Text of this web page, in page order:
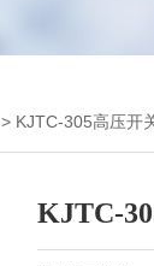
> KJTC-305高压开
KJTC-